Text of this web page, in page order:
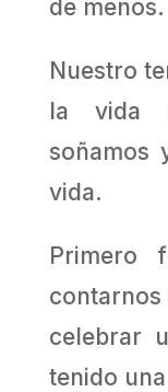
de menos.
Nuestro
la vida
soñamos
vida.
Primero
celebrar
tenido